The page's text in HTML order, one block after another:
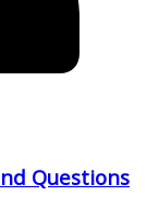
Questions